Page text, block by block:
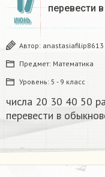
ИЮНЬ
перевести
Автор: anastasiafilip8613
Предмет: Математика
Уровень: 5 - 9 класс
числа 20 30 40 50
перевести в